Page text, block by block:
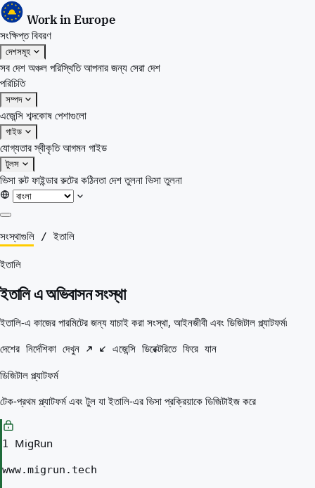
Work in Europe
সংক্ষিপ্ত বিবরণ
দেশসমূহ
সব দেশ অঞ্চল পরিস্থিতিআপনার জন্য সেরা দেশ
পরিচিতি
সম্পদ
এজেন্সি শব্দকোষ পেশাগুলো
গাইড
যোগ্যতার স্বীকৃতিআগমন গাইড
টুলস
ভিসা রুট ফাইন্ডাররুটের কঠিনতা দেশ তুলনা ভিসা তুলনা
সংক্ষিপ্ত বিবরণ
অঞ্চল
পরিস্থিতি
আপনার জন্য সেরা দেশ
পরিচিতি
সম্পদ
শব্দকোষ
পেশাগুলো
গাইড
ভিসা রুট ফাইন্ডার
সংস্থাগুলি / ইতালি
ইতালি
ইতালি এ অভিবাসন সংস্থা
ইতালি-এ কাজের পারমিটের জন্য যাচাই করা সংস্থা, আইনজীবী এবং ডিজিটাল প্ল্যাটফর্ম৷
দেশের নির্দেশিকা দেখুন এজেন্সি ডিরেক্টরিতে ফিরে যান
ডিজিটাল প্ল্যাটফর্ম
টেক-প্রথম প্ল্যাটফর্ম এবং টুল যা ইতালি-এর ভিসা প্রক্রিয়াকে ডিজিটাইজ করে
1 MigRun
www.migrun.tech